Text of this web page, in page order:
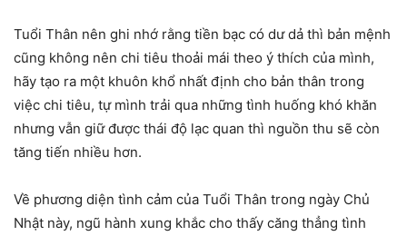
Tuổi Thân nên ghi nhớ rằng tiền bạc có dư dả thì bản mệnh
cũng không nên chi tiêu thoải mái theo ý thích của mình,
hãy tạo ra một khuôn khổ nhất định cho bản thân trong
việc chi tiêu, tự mình trải qua những tình huống khó khăn
nhưng vẫn giữ được thái độ lạc quan thì nguồn thu sẽ còn
tăng tiến nhiều hơn.
Về phương diện tình cảm của Tuổi Thân trong ngày Chủ
Nhật này, ngũ hành xung khắc cho thấy căng thẳng tình